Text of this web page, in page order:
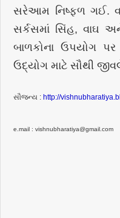
સરેઆમ નિષ્ફળ ગઈ.
સર્કસમાં સિંહ, વાઘ
બાળકોના ઉપયોગ
ઉદ્યોગ માટે સૌથી
સૌજન્ય : http://
e.mail : vishnubharatiya@gmail.com